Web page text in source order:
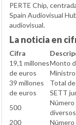
PERTE Chip,
Spain Audiovisual
audiovisual.
La noticia en
Cifra
19,1 millones
de euros
Monto
39 millones
de euros
Total
SETT
500
200